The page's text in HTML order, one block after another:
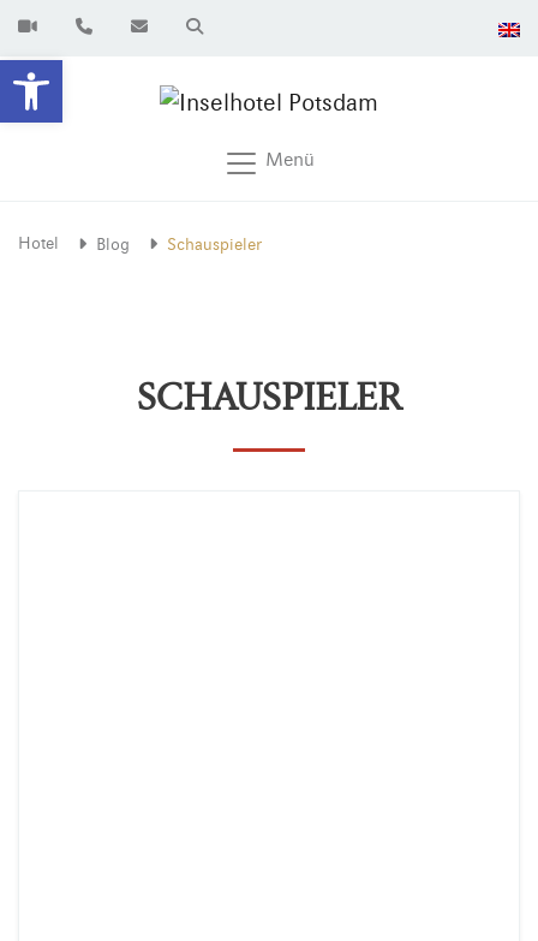
Werkzeugleiste öffnen
Menü
Hotel Blog Schauspieler
SCHAUSPIELER